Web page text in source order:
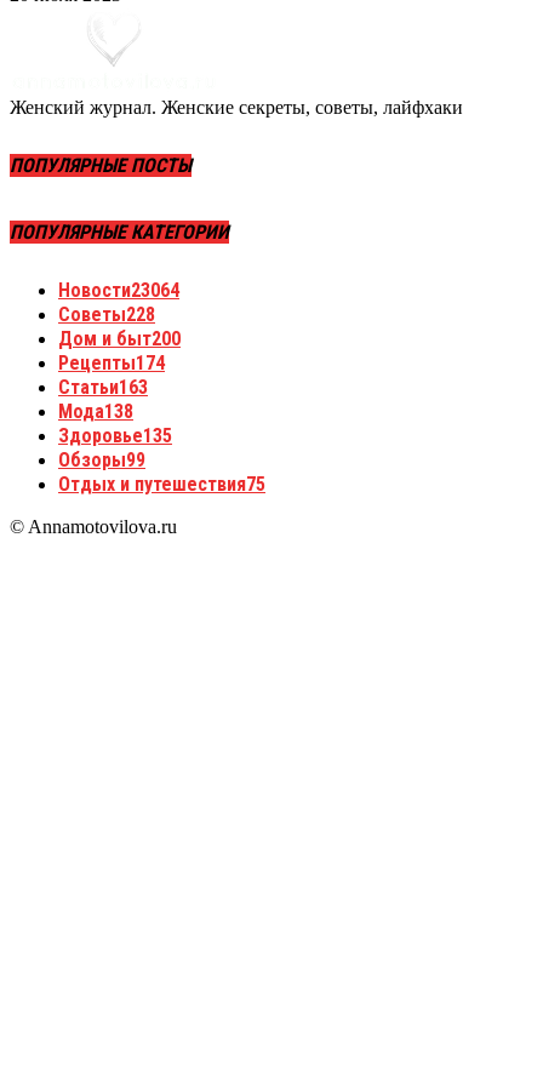
Женский журнал. Женские секреты, советы, лайфхаки
ПОПУЛЯРНЫЕ ПОСТЫ
ПОПУЛЯРНЫЕ КАТЕГОРИИ
Новости23064
Советы228
Дом и быт200
Рецепты174
Статьи163
Мода138
Здоровье135
Обзоры99
Отдых и путешествия75
© Annamotovilova.ru